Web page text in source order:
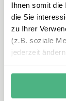
Ihnen somit die
die Sie
zu Ihrer
(z.B. soziale
jederzeit